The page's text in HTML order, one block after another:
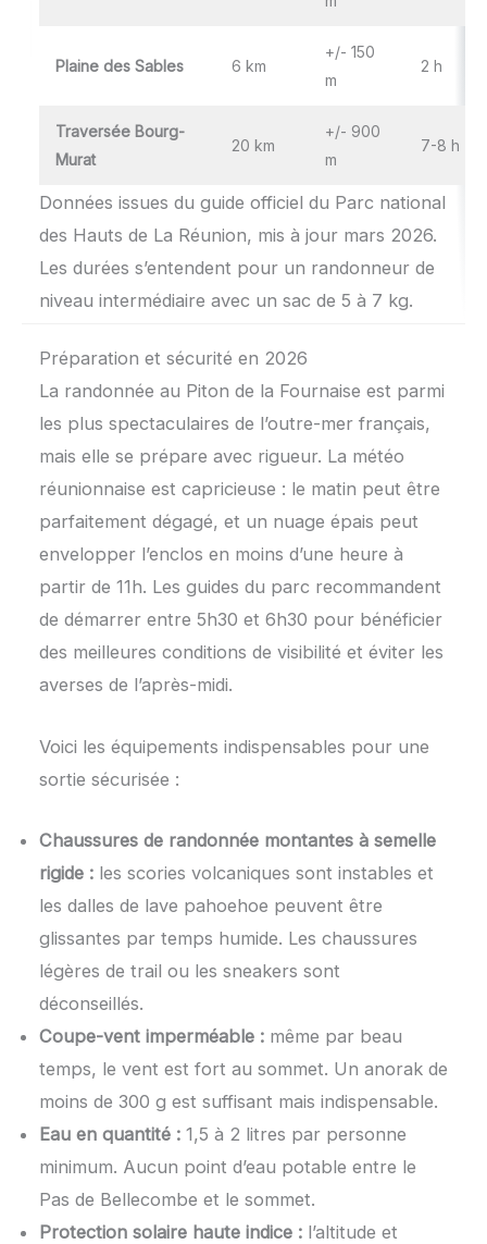
Plaine des Sables 6 km
+/- 150
m
2 h
Traversée Bourg-
Murat
20 km
+/- 900
m
7-8 h
Données issues du guide officiel du Parc national
des Hauts de La Réunion, mis à jour mars 2026.
Les durées s’entendent pour un randonneur de
niveau intermédiaire avec un sac de 5 à 7 kg.
Préparation et sécurité en 2026
La randonnée au Piton de la Fournaise est parmi
les plus spectaculaires de l’outre-mer français,
mais elle se prépare avec rigueur. La météo
réunionnaise est capricieuse : le matin peut être
parfaitement dégagé, et un nuage épais peut
envelopper l’enclos en moins d’une heure à
partir de 11h. Les guides du parc recommandent
de démarrer entre 5h30 et 6h30 pour bénéficier
des meilleures conditions de visibilité et éviter les
averses de l’après-midi.
Voici les équipements indispensables pour une
sortie sécurisée :
Chaussures de randonnée montantes à semelle
rigide : les scories volcaniques sont instables et
les dalles de lave pahoehoe peuvent être
glissantes par temps humide. Les chaussures
légères de trail ou les sneakers sont
déconseillés.
Coupe-vent imperméable : même par beau
temps, le vent est fort au sommet. Un anorak de
moins de 300 g est suffisant mais indispensable.
Eau en quantité : 1,5 à 2 litres par personne
minimum. Aucun point d’eau potable entre le
Pas de Bellecombe et le sommet.
Protection solaire haute indice : l’altitude et